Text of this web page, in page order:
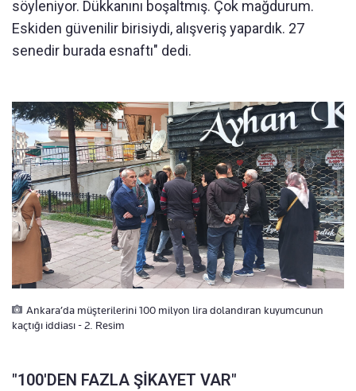
söyleniyor. Dükkanını boşaltmış. Çok mağdurum.
Eskiden güvenilir birisiydi, alışveriş yapardık. 27
senedir burada esnaftı" dedi.
Ankara’da müşterilerini 100 milyon lira dolandıran kuyumcunun
kaçtığı iddiası - 2. Resim
"100'DEN FAZLA ŞİKAYET VAR"